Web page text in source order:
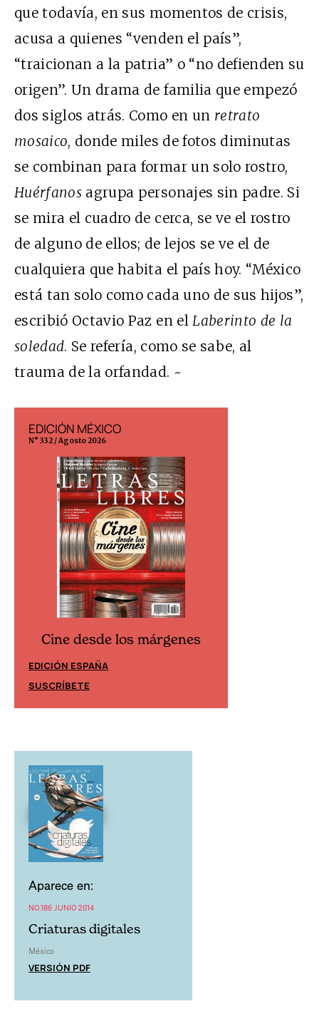
que todavía, en sus momentos de crisis,
acusa a quienes “venden el país”,
“traicionan a la patria” o “no defienden su
origen”. Un drama de familia que empezó
dos siglos atrás. Como en un retrato
mosaico, donde miles de fotos diminutas
se combinan para formar un solo rostro,
Huérfanos agrupa personajes sin padre. Si
se mira el cuadro de cerca, se ve el rostro
de alguno de ellos; de lejos se ve el de
cualquiera que habita el país hoy. “México
está tan solo como cada uno de sus hijos”,
escribió Octavio Paz en el Laberinto de la
soledad. Se refería, como se sabe, al
trauma de la orfandad. ~
EDICIÓN ESPAÑA
N° 299 / Agosto 2026
Cine desde los márgenes
EDICIÓN MÉXICO
SUSCRÍBETE
Aparece en:
NO.186 JUNIO 2014
Criaturas digitales
México
VERSIÓN PDF